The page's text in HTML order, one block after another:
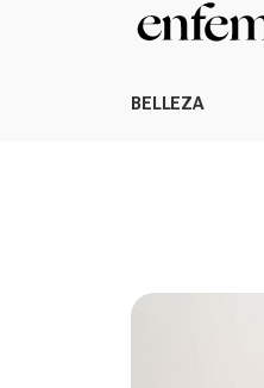
BELLEZA